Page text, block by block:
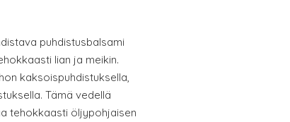
puhdistusbalsami
lian ja meikin.
kaksoispuhdistuksella,
Tämä vedellä
tehokkaasti öljypohjaisen